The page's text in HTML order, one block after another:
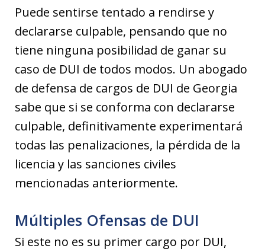
Puede sentirse tentado a rendirse y
declararse culpable, pensando que no
tiene ninguna posibilidad de ganar su
caso de DUI de todos modos. Un abogado
de defensa de cargos de DUI de Georgia
sabe que si se conforma con declararse
culpable, definitivamente experimentará
todas las penalizaciones, la pérdida de la
licencia y las sanciones civiles
mencionadas anteriormente.
Múltiples Ofensas de DUI
Si este no es su primer cargo por DUI,